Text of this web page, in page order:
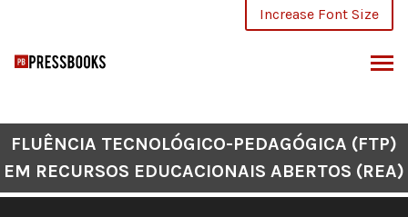
content
Increase Font Size
FLUÊNCIA TECNOLÓGICO-PEDAGÓGICA (FTP)
EM RECURSOS EDUCACIONAIS ABERTOS (REA)